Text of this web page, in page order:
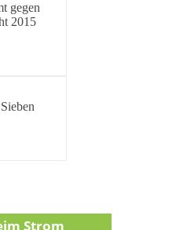
gegen
2015
Strom